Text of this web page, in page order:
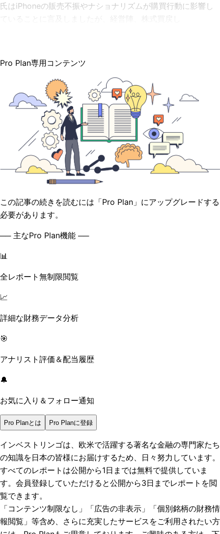
氏はiPhoneの販売不振やナショナリズムが購買行動に影響し
ていることに言及しましたが、経営陣、株式買戻し
Pro Plan専用コンテンツ
この記事の続きを読むには「Pro Plan」にアップグレードする
必要があります。
── 主なPro Plan機能 ──
📊
全レポート無制限閲覧
📈
詳細な財務データ分析
🎯
アナリスト評価＆配当履歴
🔔
お気に入り＆フォロー通知
Pro Planとは Pro Planに登録
インベストリンゴは、欧米で活躍する著名な金融の専門家たち
の知識を日本の皆様にお届けするため、日々努力しています。
すべてのレポートは公開から1日までは無料で提供していま
す。会員登録していただけると公開から3日までレポートを閲
覧できます。
「コンテンツ制限なし」「広告の非表示」「個別銘柄の財務情
報閲覧」 等含め、さらに充実したサービスをご利用されたい方